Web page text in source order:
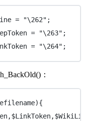
= "\262";
= "\263";
= "\264";
：